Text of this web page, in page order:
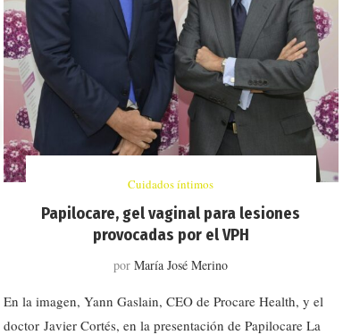
Cuidados íntimos
Papilocare, gel vaginal para lesiones
provocadas por el VPH
porMaría José Merino
En la imagen, Yann Gaslain, CEO de Procare Health, y el
doctor Javier Cortés, en la presentación de Papilocare La